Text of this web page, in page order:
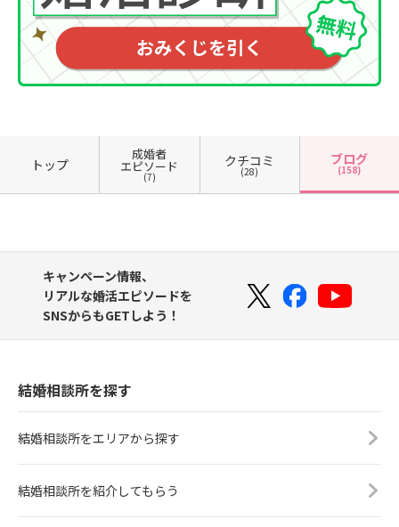
トップ
成婚者
エピソード
(7)
クチコミ
(28)
ブログ
(158)
キャンペーン情報、
リアルな婚活エピソードを
SNSからもGETしよう！
結婚相談所を探す
結婚相談所をエリアから探す
結婚相談所を紹介してもらう